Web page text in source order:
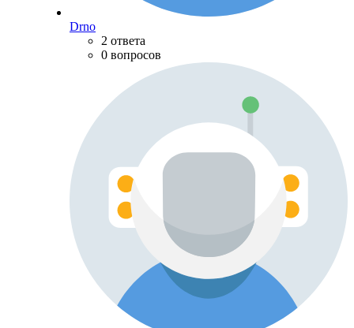
Drno
2 ответа
0 вопросов